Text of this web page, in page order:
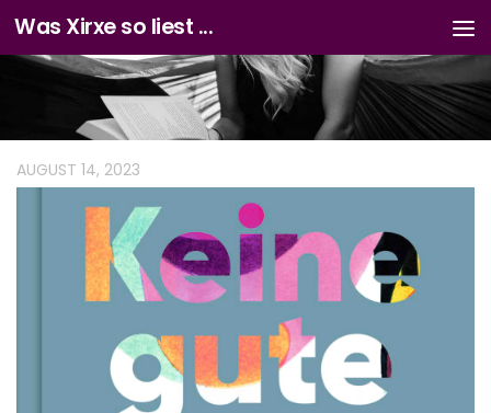
Zum Inhalt springen
Was Xirxe so liest ...
AUGUST 14, 2023